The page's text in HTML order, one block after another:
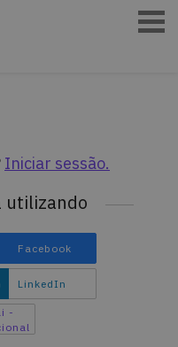
Iniciar sessão.
utilizando
Facebook
conta
LinkedIn
conta
-